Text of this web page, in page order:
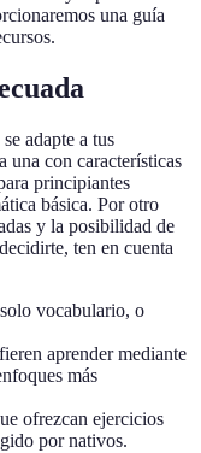
una guía
adapte a tus
una con características
principiantes
básica. Por otro
y la posibilidad de
ten en cuenta
vocabulario, o
aprender mediante
más
ofrezcan ejercicios
por nativos.